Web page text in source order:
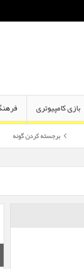
بازی کامپیوتری
کردن گونه اختلاف